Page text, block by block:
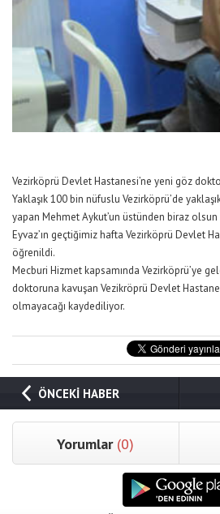
Vezirköprü Devlet Hastanesi’ne yeni göz
Yaklaşık 100 bin nüfuslu Vezirköprü’de
yapan Mehmet Aykut’un üstünden biraz
Eyvaz’ın geçtiğimiz hafta Vezirköprü Devlet
öğrenildi.
Mecburi Hizmet kapsamında Vezirköprü’ye
doktoruna kavuşan Vezikröprü Devlet
olmayacağı kaydediliyor.
ÖNCEKİ HABER
Yorumlar (0)